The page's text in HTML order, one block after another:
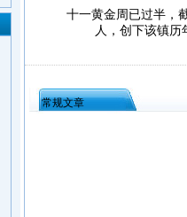
十一黄金周已过半，截
人，创下该镇
常规文章